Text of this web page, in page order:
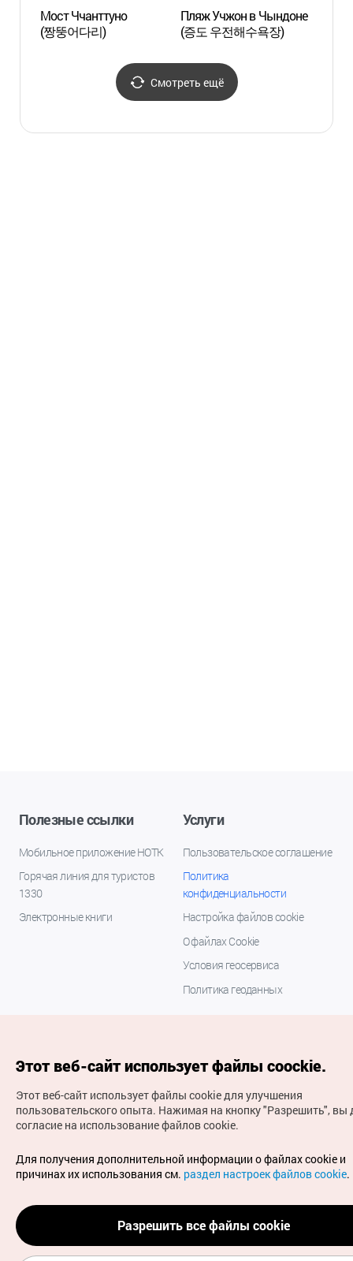
Мост Ччанттуно
(짱뚱어다리)
Пляж Учжон в Чындоне
(증도 우전해수욕장)
Смотреть ещё
Полезные ссылки
Мобильное приложение НОТК
Горячая линия для туристов
1330
Электронные книги
Услуги
Пользовательское соглашение
Политика
конфиденциальности
Настройка файлов cookie
О файлах Cookie
Условия геосервиса
Политика геоданных
(с) Национальная организация туризма Кореи Все
права защищены
Для извещения об ошибках и проблемах, связанных с
работой веб-сайта, направляйте ваши запросы на
официальный адрес электронной почты
russian@knto.or.kr
Этот веб-сайт использует файлы coockie.
Этот веб-сайт использует файлы cookie для улучшения
пользовательского опыта. Нажимая на кнопку "Разрешить", вы
согласие на использование файлов cookie.
Для получения дополнительной информации о файлах cookie и
причинах их использования см. раздел настроек файлов cookie.
Разрешить все файлы cookie